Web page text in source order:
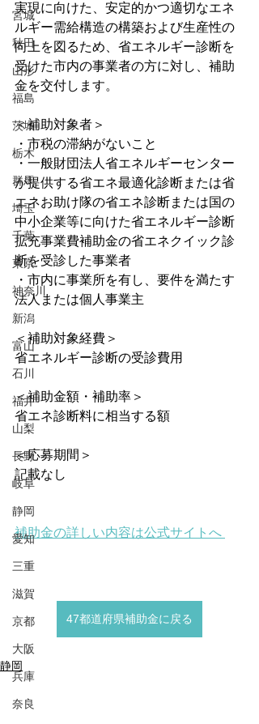
宮城
秋田
山形
福島
茨城
栃木
群馬
埼玉
千葉
東京
神奈川
新潟
富山
石川
福井
山梨
長野
岐阜
静岡
愛知
三重
滋賀
京都
大阪
兵庫
奈良
実現に向けた、安定的かつ適切なエネ
ルギー需給構造の構築および生産性の
向上を図るため、省エネルギー診断を
受けた市内の事業者の方に対し、補助
金を交付します。
＜補助対象者＞
・市税の滞納がないこと
・一般財団法人省エネルギーセンター
が提供する省エネ最適化診断または省
エネお助け隊の省エネ診断または国の
中小企業等に向けた省エネルギー診断
拡充事業費補助金の省エネクイック診
断を受診した事業者
・市内に事業所を有し、要件を満たす
法人または個人事業主
＜補助対象経費＞
省エネルギー診断の受診費用
＜補助金額・補助率＞
省エネ診断料に相当する額
＜応募期間＞
記載なし
補助金の詳しい内容は公式サイトへ
47都道府県補助金に戻る
静岡